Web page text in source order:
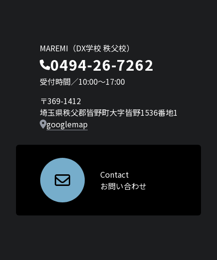
MAREMI（DX学校 秩父校）
0494-26-7262
受付時間／10:00〜17:00
〒369-1412
埼玉県秩父郡皆野町大字皆野1536番地1
googlemap
Contact
お問い合わせ